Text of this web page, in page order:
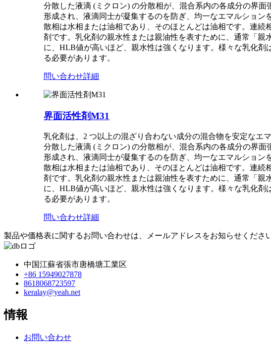
分散した液滴 (ミクロン) の分散相が、混合系内の各成分の界
形成され、液滴同士が凝集するのを防ぎ、均一なエマルショ
散相は水相または油相であり、そのほとんどは油相です。連
剤です。乳化剤の親水性または親油性を表すために、通常「
に、HLB値が高いほど、親水性は強くなります。様々な乳化
る必要があります。
問い合わせ詳細
界面活性剤M31
乳化剤は、2 つ以上の混ざり合わない成分の混合物を安定なエ
分散した液滴 (ミクロン) の分散相が、混合系内の各成分の界
形成され、液滴同士が凝集するのを防ぎ、均一なエマルショ
散相は水相または油相であり、そのほとんどは油相です。連
剤です。乳化剤の親水性または親油性を表すために、通常「
に、HLB値が高いほど、親水性は強くなります。様々な乳化
る必要があります。
問い合わせ詳細
製品や価格表に関するお問い合わせは、メールアドレスをお知らせくださ
中国江蘇省張市唐橋塘工業区
+86 15949027878
8618068723597
keralay@yeah.net
情報
お問い合わせ